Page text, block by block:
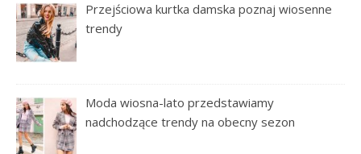
Przejściowa kurtka damska poznaj wiosenne
trendy
Moda wiosna-lato przedstawiamy
nadchodzące trendy na obecny sezon